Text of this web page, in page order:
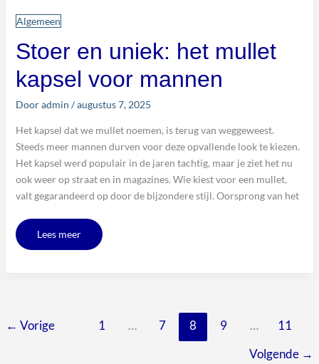
Algemeen
Stoer en uniek: het mullet
kapsel voor mannen
Dooradmin /augustus 7, 2025
Het kapsel dat we mullet noemen, is terug van weggeweest.
Steeds meer mannen durven voor deze opvallende look te kiezen.
Het kapsel werd populair in de jaren tachtig, maar je ziet het nu
ook weer op straat en in magazines. Wie kiest voor een mullet,
valt gegarandeerd op door de bijzondere stijl. Oorsprong van het
kapsel
voor
Lees meer
← Vorige 1 … 7 8 9 …
11
Volgende →